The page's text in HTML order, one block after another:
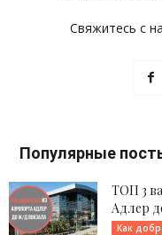
Свяжитесь с
Популярные
ТОП 3
Адлер
Как